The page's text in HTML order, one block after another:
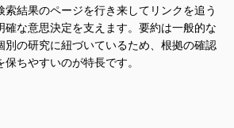
索結果のページを行き来してリンクを追う
確な意思決定を支えます。要約は一般的な
別の研究に紐づいているため、根拠の確認
ちやすいのが特長です。